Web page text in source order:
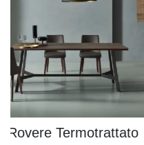
Rovere Termotrattato